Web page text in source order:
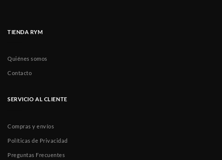
TIENDA RYM
Quiénes somos
Contacto
SERVICIO AL CLIENTE
Compras y envíos
Políticas de Privacidad
Preguntas Frecuentes